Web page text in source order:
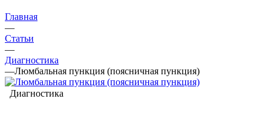
Главная
—
Статьи
—
Диагностика
—Люмбальная пункция (поясничная пункция)
Диагностика